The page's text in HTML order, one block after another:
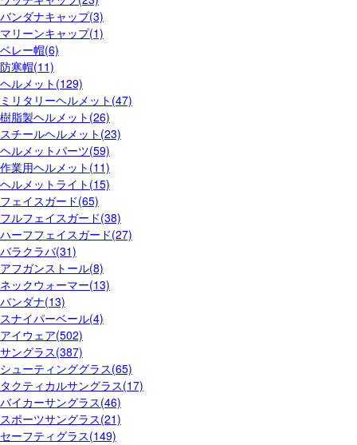
バンダナキャップ(3)
マリーンキャップ(1)
ベレー帽(6)
防寒帽(11)
ヘルメット(129)
ミリタリーヘルメット(47)
樹脂製ヘルメット(26)
スチールヘルメット(23)
ヘルメットパーツ(59)
作業用ヘルメット(11)
ヘルメットライト(15)
フェイスガード(65)
フルフェイスガード(38)
ハーフフェイスガード(27)
バラクラバ(31)
アフガンストール(8)
ネックウォーマー(13)
バンダナ(13)
スナイパーベール(4)
アイウェア(502)
サングラス(387)
シューティンググラス(65)
タクティカルサングラス(17)
バイカーサングラス(46)
スポーツサングラス(21)
セーフティグラス(149)